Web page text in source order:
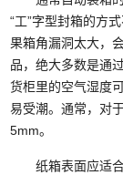
“工”字型封箱的方
果箱角漏洞太大，
品，绝大多数是通
货柜里的空气湿度
易受潮。通常，对
5mm。
纸箱表面应适合